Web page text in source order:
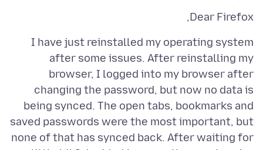
Dear Firefox,
I have just reinstalled my operating system
after some issues. After reinstalling my
browser, I logged into my browser after
changing the password, but now no data is
being synced. The open tabs, bookmarks and
saved passwords were the most important, but
none of that has synced back. After waiting for